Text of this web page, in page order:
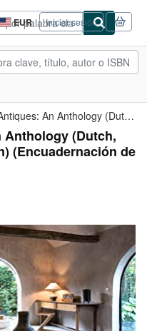
EUR
Preferencias
de
compra
del
Iniciar sesión
Architectural Antiques: An Anthology (Dutch, English and French ...
(Dutch,
(Encuadernación de